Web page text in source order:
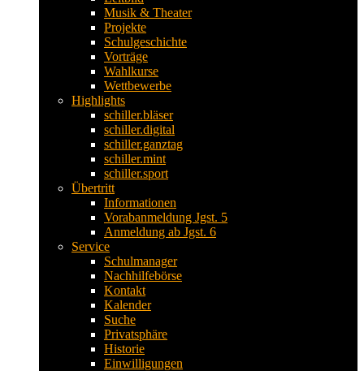
Musik & Theater
Projekte
Schulgeschichte
Vorträge
Wahlkurse
Wettbewerbe
Highlights
schiller.bläser
schiller.digital
schiller.ganztag
schiller.mint
schiller.sport
Übertritt
Informationen
Vorabanmeldung Jgst. 5
Anmeldung ab Jgst. 6
Service
Schulmanager
Nachhilfebörse
Kontakt
Kalender
Suche
Privatsphäre
Historie
Einwilligungen